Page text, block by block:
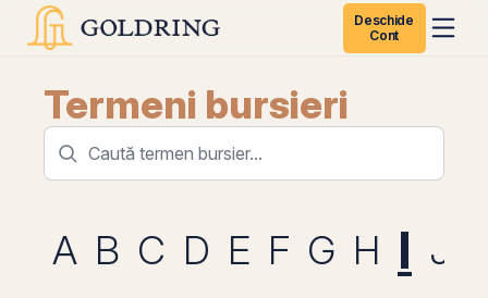
Deschide
Cont
Termeni bursieri
A B C D E F G H I J